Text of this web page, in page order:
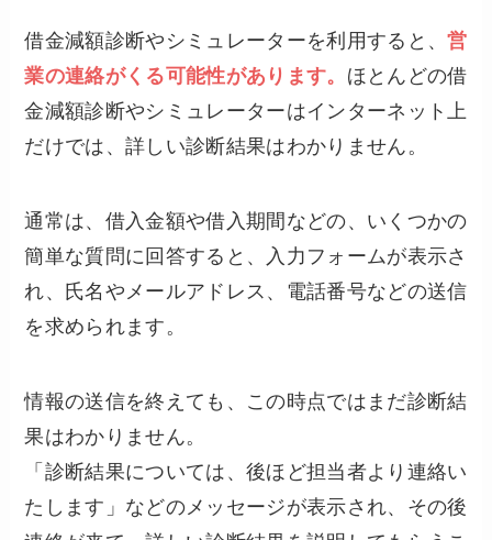
借金減額診断やシミュレーターを利用すると、営
業の連絡がくる可能性があります。 ほとんどの借
金減額診断やシミュレーターはインターネット上
だけでは、詳しい診断結果はわかりません。
通常は、借入金額や借入期間などの、いくつかの
簡単な質問に回答すると、入力フォームが表示さ
れ、氏名やメールアドレス、電話番号などの送信
を求められます。
情報の送信を終えても、この時点ではまだ診断結
果はわかりません。
「診断結果については、後ほど担当者より連絡い
たします」などのメッセージが表示され、その後